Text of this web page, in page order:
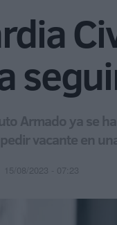
Armado ya se
vacante en
15/08/2023 - 07:23